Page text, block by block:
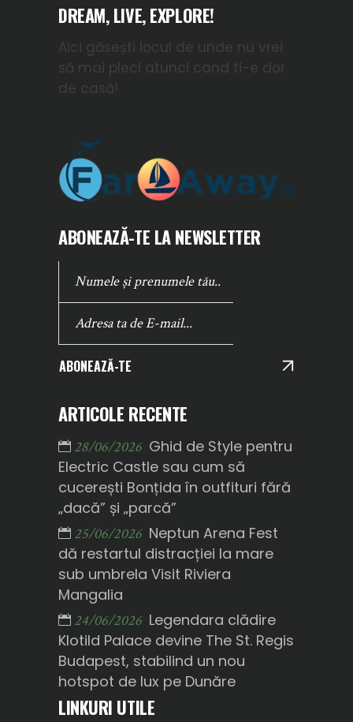
DREAM, LIVE, EXPLORE!
Aici găsești locul de unde nu vrei
să mai pleci atunci cand ti-e dor
de casă!
ABONEAZĂ-TE LA NEWSLETTER
ABONEAZĂ-TE
ARTICOLE RECENTE
28/06/2026 Ghid de Style pentru
Electric Castle sau cum să
cucerești Bonțida în outfituri fără
„dacă” și „parcă”
25/06/2026 Neptun Arena Fest
dă restartul distracției la mare
sub umbrela Visit Riviera
Mangalia
24/06/2026 Legendara clădire
Klotild Palace devine The St. Regis
Budapest, stabilind un nou
hotspot de lux pe Dunăre
LINKURI UTILE